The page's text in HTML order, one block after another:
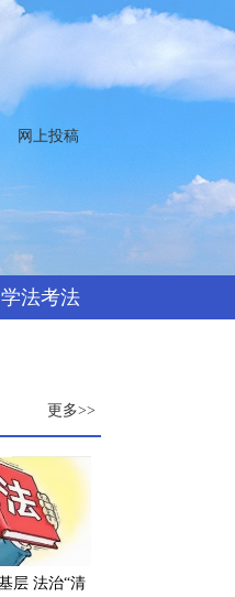
网上投稿
学法考法
更多>>
层 法治“清